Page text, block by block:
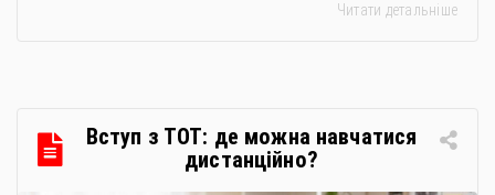
закупівлях: як сформувати вимоги та обрати безпечну і
Читати детальніше
Вступ з ТОТ: де можна навчатися
дистанційно?